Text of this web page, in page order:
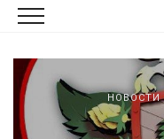
НОВОСТИ